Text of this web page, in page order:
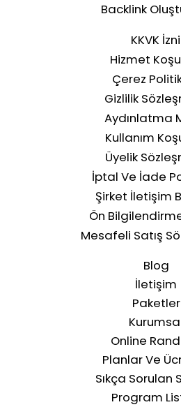
Backlink
KKVK İzni
Hizmet
Çerez
Gizlilik
Aydınlatma
Kullanım
Üyelik
İptal Ve İade
Şirket İletişim
Ön
Mesafeli Satış
Blog
İletişim
Paketler
Online
Planlar Ve
Sıkça Sorulan
Program